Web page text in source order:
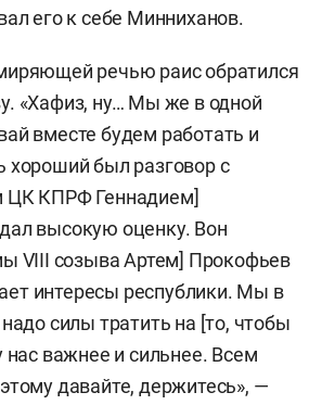
его к себе Минниханов.
речью раис обратился
«Хафиз, ну… Мы же в одной
вместе будем работать и
хороший был разговор с
ЦК КПРФ Геннадием]
высокую оценку. Вон
VIII созыва Артем] Прокофьев
интересы республики. Мы в
силы тратить на [то, чтобы
нас важнее и сильнее. Всем
давайте, держитесь», —